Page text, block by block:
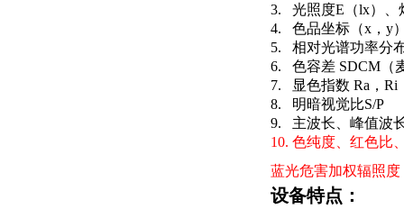
3. 光照度E （lx）
4. 色品坐标（x ， y
5. 相对光谱功率分
6. 色容差 SDCM
7.
显色指数 Ra ， Ri
8. 明暗视觉比S/P
9. 主波长、峰值波
10. 色纯度、红色比
蓝光危害加权辐照度
设备特点：